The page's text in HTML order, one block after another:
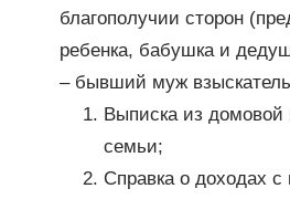
благополучии сторон
ребенка, бабушка и
– бывший муж
Выписка из домовой
семьи;
Справка о доходах